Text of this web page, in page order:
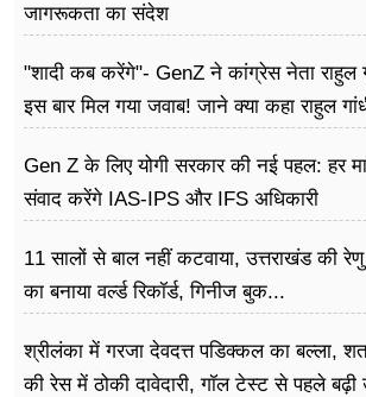
जागरूकता का संदेश
"शादी कब करेंगे"- GenZ ने कांग्रेस नेता राहुल
इस बार मिल गया जवाब! जाने क्या कहा राहुल
Gen Z के लिए योगी सरकार की नई पहल: हर माह
संवाद करेंगे IAS-IPS और IFS अधिकारी
11 सालों से बाल नहीं कटवाया, उत्तराखंड की
का बनाया वर्ल्ड रिकॉर्ड, गिनीज बुक...
श्रीलंका में गरजा देवदत्त पडिक्कल का बल्ला,
की रेस में ठोकी दावेदारी, गॉल टेस्ट से पहले बढ़ी